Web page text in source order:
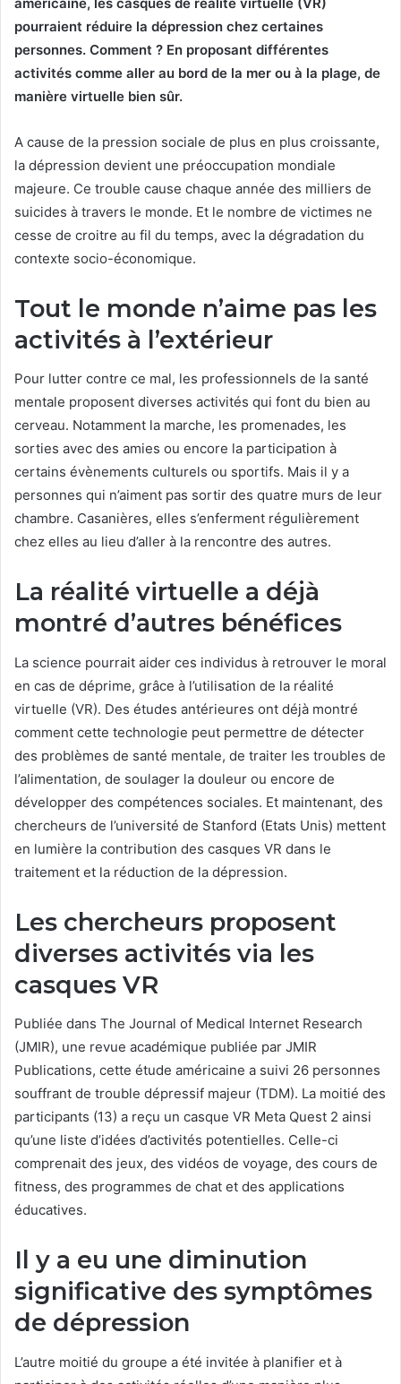
pourraient réduire la dépression chez certaines
personnes. Comment ? En proposant différentes
activités comme aller au bord de la mer ou à la plage, de
manière virtuelle bien sûr.
A cause de la pression sociale de plus en plus croissante,
la dépression devient une préoccupation mondiale
majeure. Ce trouble cause chaque année des milliers de
suicides à travers le monde. Et le nombre de victimes ne
cesse de croitre au fil du temps, avec la dégradation du
contexte socio-économique.
Tout le monde n’aime pas les
activités à l’extérieur
Pour lutter contre ce mal, les professionnels de la santé
mentale proposent diverses activités qui font du bien au
cerveau. Notamment la marche, les promenades, les
sorties avec des amies ou encore la participation à
certains évènements culturels ou sportifs. Mais il y a
personnes qui n’aiment pas sortir des quatre murs de leur
chambre. Casanières, elles s’enferment régulièrement
chez elles au lieu d’aller à la rencontre des autres.
La réalité virtuelle a déjà
montré d’autres bénéfices
La science pourrait aider ces individus à retrouver le moral
en cas de déprime, grâce à l’utilisation de la réalité
virtuelle (VR). Des études antérieures ont déjà montré
comment cette technologie peut permettre de détecter
des problèmes de santé mentale, de traiter les troubles de
l’alimentation, de soulager la douleur ou encore de
développer des compétences sociales. Et maintenant, des
chercheurs de l’université de Stanford (Etats Unis) mettent
en lumière la contribution des casques VR dans le
traitement et la réduction de la dépression.
Les chercheurs proposent
diverses activités via les
casques VR
Publiée dans The Journal of Medical Internet Research
(JMIR), une revue académique publiée par JMIR
Publications, cette étude américaine a suivi 26 personnes
souffrant de trouble dépressif majeur (TDM). La moitié des
participants (13) a reçu un casque VR Meta Quest 2 ainsi
qu’une liste d’idées d’activités potentielles. Celle-ci
comprenait des jeux, des vidéos de voyage, des cours de
fitness, des programmes de chat et des applications
éducatives.
Il y a eu une diminution
significative des symptômes
de dépression
L’autre moitié du groupe a été invitée à planifier et à